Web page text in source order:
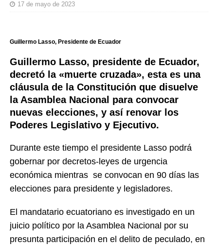
17 de mayo de 2023
Guillermo Lasso, Presidente de Ecuador
Guillermo Lasso, presidente de Ecuador,
decretó la «muerte cruzada», esta es una
cláusula de la Constitución que disuelve
la Asamblea Nacional para convocar
nuevas elecciones, y así renovar los
Poderes Legislativo y Ejecutivo.
Durante este tiempo el presidente Lasso podrá
gobernar por decretos-leyes de urgencia
económica mientras se convocan en 90 días las
elecciones para presidente y legisladores.
El mandatario ecuatoriano es investigado en un
juicio político por la Asamblea Nacional por su
presunta participación en el delito de peculado, en